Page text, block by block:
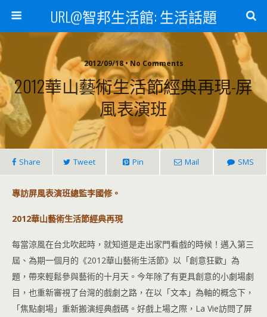
URL@智邦生活館: 生活話題
2012/09/18 • No Comments
2012華山藝術生活節經典再現-屏
風表演班
Share Tweet Pin Mail SMS
專訪屏風表演班總監李國修。
2012華山藝術生活節經典再現
每當涼風在台北吹起時，就知道是走出家門看戲的時候！邁入第三
屆、為期一個月的《2012華山藝術生活節》以「創意狂歡」為
題，帶來輕鬆參與藝術的十月天。今年除了有更具創意的小劇場劇
目，也重新審視了台灣的戲劇之路，在以「文本」為軸的概念下，
「焦點劇場」重新搬演經典戲碼。好戲上場之際，La Vie訪問了屏